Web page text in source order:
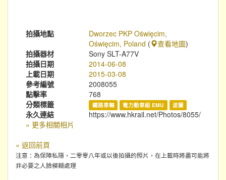
拍攝地點
Dworzec PKP Oświęcim,
Oświęcim, Poland ( 查看地圖)
拍攝器材
Sony SLT-A77V
拍攝日期
2014-06-08
上載日期
2015-03-08
參考編號
2008055
點擊率
768
分類標籤
鐵路車輛 電力動車組 EMU 波蘭
永久連結
https://www.hkrail.net/Photos/8055/
» 更多相關相片
« 返回前頁
注意：為保障私隱，二零零八年或以後拍攝的照片，在上載時將盡可能將
非必要之人臉模糊處理